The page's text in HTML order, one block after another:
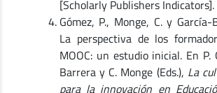
[Scholarly Publishers Indicators].
Gómez, P., Monge, C. y
La perspectiva de los
MOOC: un estudio inicial. En P.
Barrera y C. Monge (Eds.), La
para la innovación en